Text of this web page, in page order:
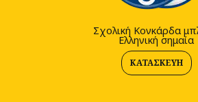
Σχολική Κονκάρδα
Ελληνική σημαία
ΚΑΤΑΣΚΕΥΉ